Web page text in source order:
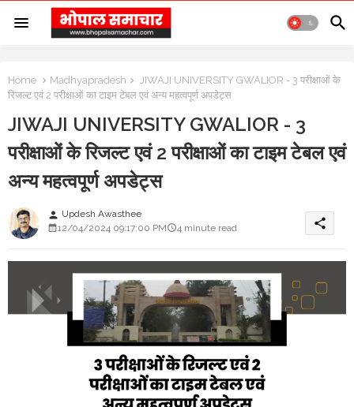
Home Madhyapradesh
JIWAJI UNIVERSITY GWALIOR - 3 परीक्षाओं के
रिजल्ट एवं 2 परीक्षाओं का टाइम टेबल एवं अन्य महत्वपूर्ण अपडेट्स
JIWAJI UNIVERSITY GWALIOR - 3
परीक्षाओं के रिजल्ट एवं 2 परीक्षाओं का टाइम टेबल एवं
अन्य महत्वपूर्ण अपडेट्स
person Updesh Awasthee
12/04/2024 09:17:00 PM
4 minute read share